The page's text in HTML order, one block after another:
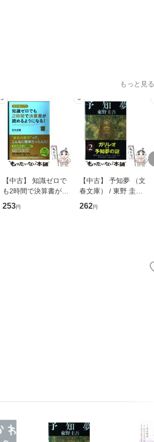
もっと見る
5
【中古】 知識ゼロで
も2時間で決算書が読
めるようになる！ 会
計超入門！ / 佐伯 良
253円
6
【中古】 予知夢 （文
春文庫） / 東野 圭吾 /
文藝春秋 [文庫]【メー
ル便送料無料】
262円